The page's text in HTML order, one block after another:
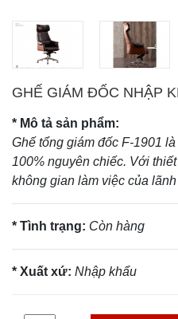
GHẾ GIÁM ĐỐC NHẬP
* Mô tả sản phẩm:
Ghế tổng giám đốc F-1901
100% nguyên chiếc. Với
không gian làm việc của
* Tình trạng: Còn hàng
* Xuất xứ: Nhập khẩu